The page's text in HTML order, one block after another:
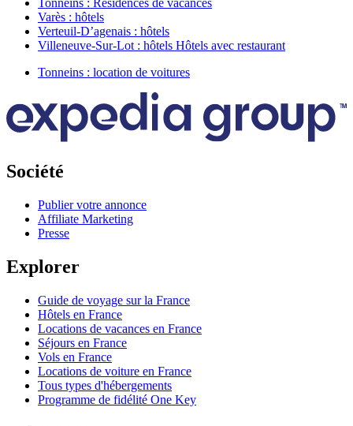
Varès : hôtels
Verteuil-Dʼagenais : hôtels
Villeneuve-Sur-Lot : hôtels Hôtels avec restaurant
Tonneins : location de voitures
Société
Publier votre annonce
Affiliate Marketing
Presse
Explorer
Guide de voyage sur la France
Hôtels en France
Locations de vacances en France
Séjours en France
Vols en France
Locations de voiture en France
Tous types d'hébergements
Programme de fidélité One Key